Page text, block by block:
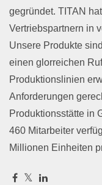
gegründet. TITAN
Vertriebspartnern in
Unsere Produkte
einen glorreichen
Produktionslinien
Anforderungen
Produktionsstätte in
460 Mitarbeiter
Millionen Einheiten